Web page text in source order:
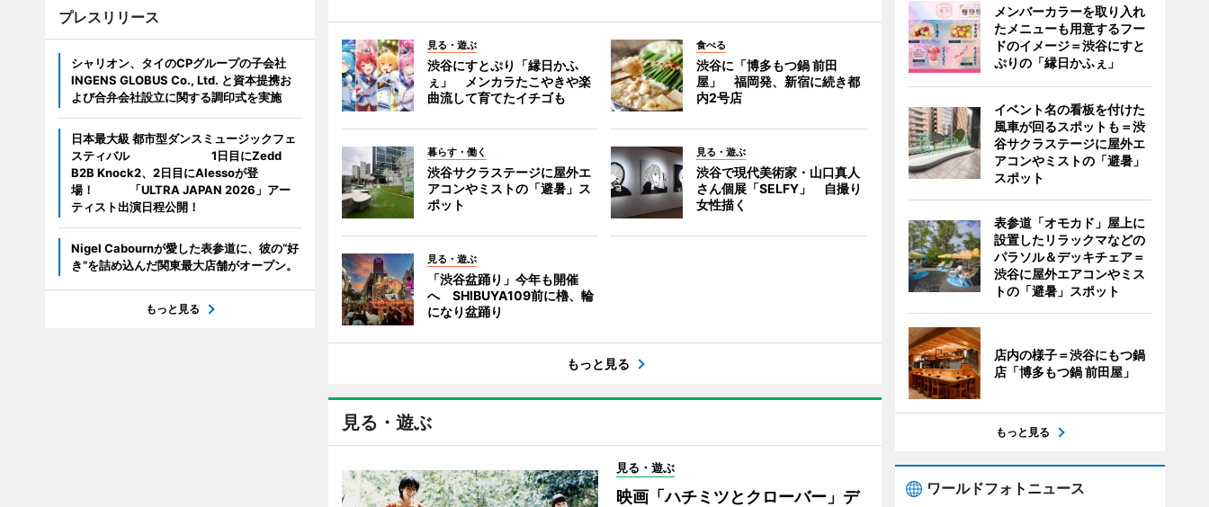
見る・遊ぶ
渋谷にすとぷり「縁日かふ
ぇ」 メンカラたこやきや楽
曲流して育てたイチゴも
食べる
渋谷に「博多もつ鍋 前田
屋」 福岡発、新宿に続き都
内2号店
暮らす・働く
渋谷サクラステージに屋外エ
アコンやミストの「避暑」ス
ポット
見る・遊ぶ
渋谷で現代美術家・山口真人
さん個展「SELFY」 自撮り
女性描く
見る・遊ぶ
「渋谷盆踊り」今年も開催
へ SHIBUYA109前に櫓、輪
になり盆踊り
もっと見る
見る・遊ぶ
見る・遊ぶ
映画「ハチミツとクローバー」デ
プレスリリース
シャリオン、タイのCPグループの子会社
INGENS GLOBUS Co., Ltd. と資本提携お
よび合弁会社設立に関する調印式を実施
日本最大級 都市型ダンスミュージックフェ
スティバル 1日目にZedd
B2B Knock2、2日目にAlessoが登
場！ 「ULTRA JAPAN 2026」アー
ティスト出演日程公開！
Nigel Cabournが愛した表参道に、彼の“好
き”を詰め込んだ関東最大店舗がオープン。
もっと見る
メンバーカラーを取り入れ
たメニューも用意するフー
ドのイメージ＝渋谷にすと
ぷりの「縁日かふぇ」
イベント名の看板を付けた
風車が回るスポットも＝渋
谷サクラステージに屋外エ
アコンやミストの「避暑」
スポット
表参道「オモカド」屋上に
設置したリラックマなどの
パラソル＆デッキチェア＝
渋谷に屋外エアコンやミス
トの「避暑」スポット
店内の様子＝渋谷にもつ鍋
店「博多もつ鍋 前田屋」
もっと見る
ワールドフォトニュース